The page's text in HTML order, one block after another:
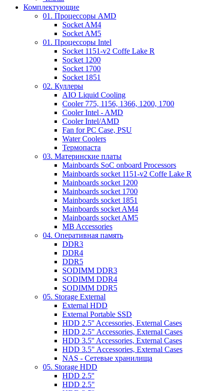
Комплектующие
01. Процессоры AMD
Socket AM4
Socket AM5
01. Процессоры Intel
Socket 1151-v2 Coffe Lake R
Socket 1200
Socket 1700
Socket 1851
02. Куллеры
AIO Liquid Cooling
Cooler 775, 1156, 1366, 1200, 1700
Cooler Intel - AMD
Cooler Intel/AMD
Fan for PC Case, PSU
Water Coolers
Термопаста
03. Материнские платы
Mainboards SoC onboard Processors
Mainboards socket 1151-v2 Coffe Lake R
Mainboards socket 1200
Mainboards socket 1700
Mainboards socket 1851
Mainboards socket AM4
Mainboards socket AM5
MB Accessories
04. Оперативная память
DDR3
DDR4
DDR5
SODIMM DDR3
SODIMM DDR4
SODIMM DDR5
05. Storage External
External HDD
External Portable SSD
HDD 2.5'' Accessories, External Cases
HDD 2.5" Accessories, External Cases
HDD 3.5'' Accessories, External Cases
HDD 3.5" Accessories, External Cases
NAS - Сетевые хранилища
05. Storage HDD
HDD 2.5''
HDD 2.5"